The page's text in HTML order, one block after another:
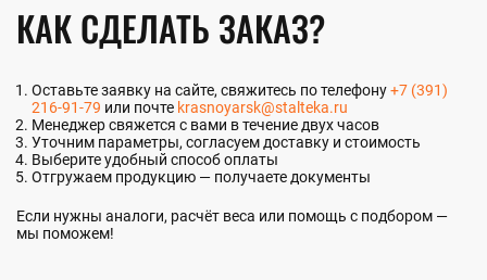
КАК СДЕЛАТЬ ЗАКАЗ?
Оставьте заявку на сайте, свяжитесь по телефону+7 (391)
216-91-79 или почте krasnoyarsk@stalteka.ru
Менеджер свяжется с вами в течение двух часов
Уточним параметры, согласуем доставку и стоимость
Выберите удобный способ оплаты
Отгружаем продукцию — получаете документы
Если нужны аналоги, расчёт веса или помощь с подбором —
мы поможем!